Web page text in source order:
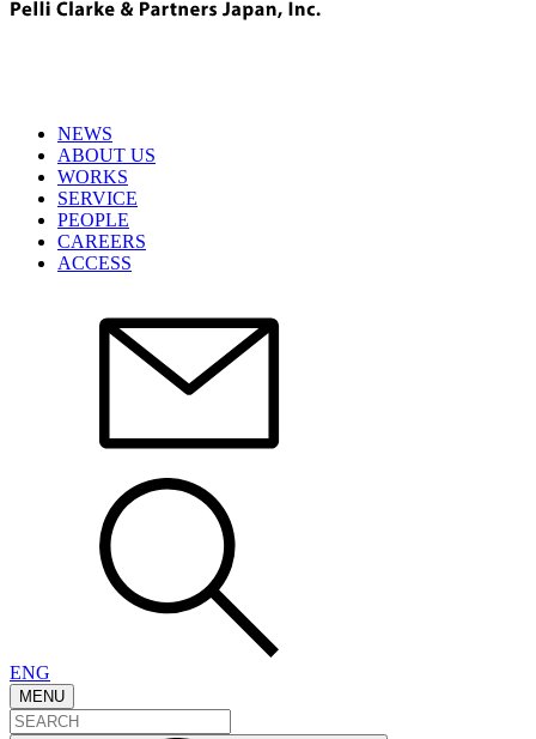
NEWS
ABOUT US
WORKS
SERVICE
PEOPLE
CAREERS
ACCESS
ENG
MENU